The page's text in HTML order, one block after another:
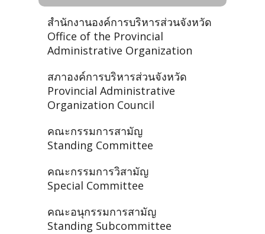
สำนักงานองค์การบริหารส่วนจังหวัด
Office of the Provincial
Administrative Organization
สภาองค์การบริหารส่วนจังหวัด
Provincial Administrative
Organization Council
คณะกรรมการสามัญ
Standing Committee
คณะกรรมการวิสามัญ
Special Committee
คณะอนุกรรมการสามัญ
Standing Subcommittee